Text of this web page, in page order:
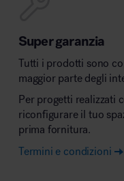
Super garanzia
Tutti i prodotti sono
maggior parte degli
Per progetti realizzati
riconfigurare il tuo
prima fornitura.
Termini e condizioni